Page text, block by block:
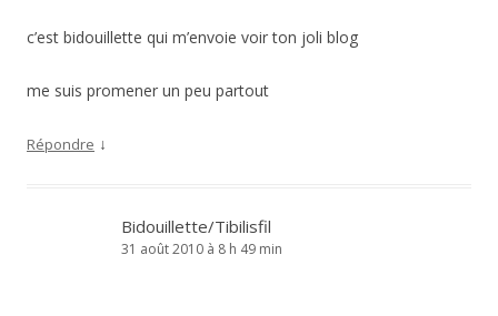
c’est bidouillette qui m’envoie voir ton joli blog
me suis promener un peu partout
Répondre ↓
Bidouillette/Tibilisfil
31 août 2010 à 8 h 49 min